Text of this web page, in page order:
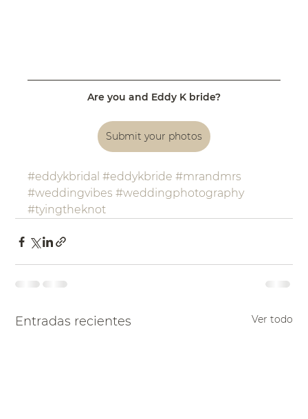
Are you and Eddy K bride?
Submit your photos
#eddykbridal #eddykbride #mrandmrs
#weddingvibes #weddingphotography
#tyingtheknot
Entradas recientes Ver todo